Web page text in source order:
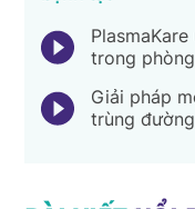
trong
Giải pháp
trùng